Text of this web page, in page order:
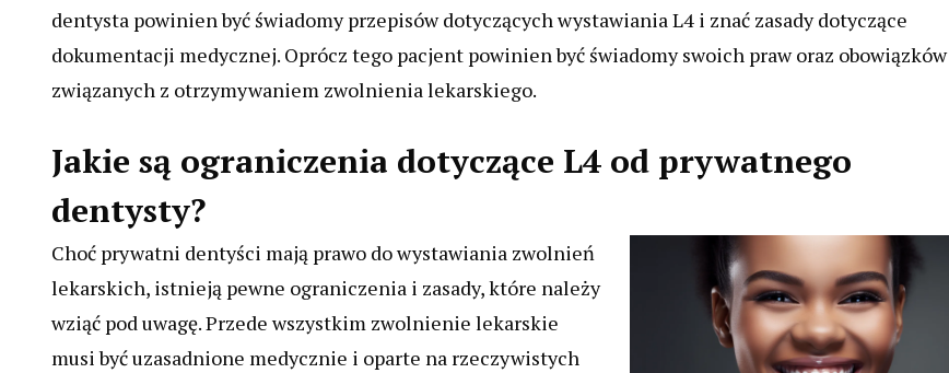
dentysta powinien być świadomy przepisów dotyczących wystawiania L4 i znać zasady dotyczące
dokumentacji medycznej. Oprócz tego pacjent powinien być świadomy swoich praw oraz obowiązków
związanych z otrzymywaniem zwolnienia lekarskiego.
Jakie są ograniczenia dotyczące L4 od prywatnego
dentysty?
Choć prywatni dentyści mają prawo do wystawiania zwolnień
lekarskich, istnieją pewne ograniczenia i zasady, które należy
wziąć pod uwagę. Przede wszystkim zwolnienie lekarskie
musi być uzasadnione medycznie i oparte na rzeczywistych